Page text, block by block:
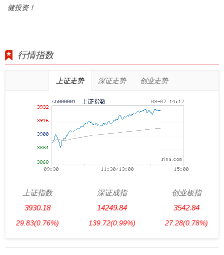
健投资！
行情指数
上证走势 深证走势 创业走势
上证指数
3930.18
29.83(0.76%)
深证成指
14249.84
139.72(0.99%)
创业板指
3542.84
27.28(0.78%)